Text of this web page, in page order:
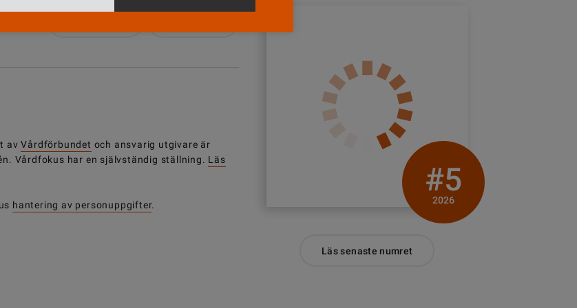
avVårdförbundet och ansvarig utgivare är
Vårdfokus har en självständig ställning. Läs
hantering av personuppgifter.
#5
2026
Läs senaste numret